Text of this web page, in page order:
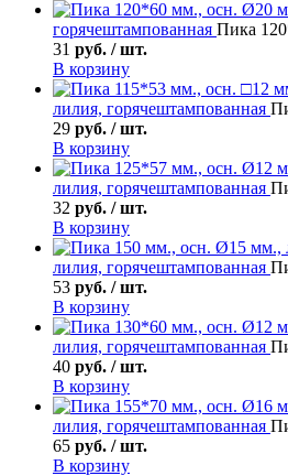
горячештампованная Пика
31 руб. / шт.
В корзину
лилия, горячештампованная
29 руб. / шт.
В корзину
лилия, горячештампованная
32 руб. / шт.
В корзину
лилия, горячештампованная
53 руб. / шт.
В корзину
лилия, горячештампованная
40 руб. / шт.
В корзину
лилия, горячештампованная
65 руб. / шт.
В корзину